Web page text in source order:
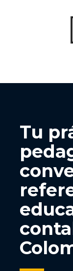
Tu